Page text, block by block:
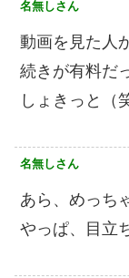
名無しさん
動画を見た人
続きが有料だ
しょきっと（
名無しさん
あら、めっち
やっぱ、目立